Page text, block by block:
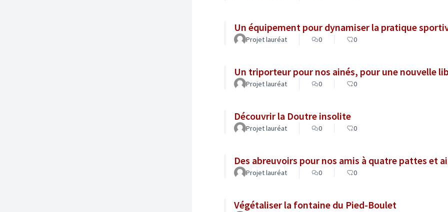
Un équipement pour dynamiser la pratique
Projet lauréat 0 0
Un triporteur pour nos ainés, pour une nouvelle
Projet lauréat 0 0
Découvrir la Doutre insolite
Projet lauréat 0 0
Des abreuvoirs pour nos amis à quatre pattes et
Projet lauréat 0 0
Végétaliser la fontaine du Pied-Boulet